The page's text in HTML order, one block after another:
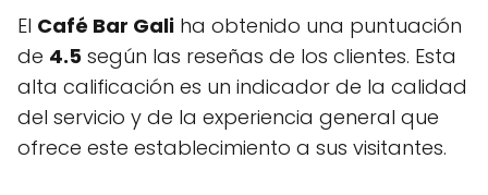
El Café Bar Gali ha obtenido una puntuación
de 4.5 según las reseñas de los clientes. Esta
alta calificación es un indicador de la calidad
del servicio y de la experiencia general que
ofrece este establecimiento a sus visitantes.